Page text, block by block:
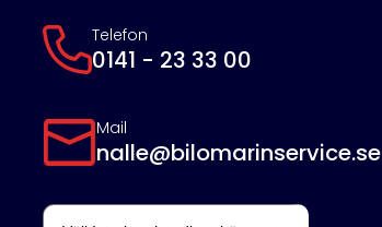
Telefon
0141 - 23 33 00
Mail
nalle@bilomarinservice.se